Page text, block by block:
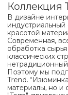
Коллекция
В дизайне
индустриальный
красотой
Современная,
обработка
классических
Поэтому мы
Trend.
материалы, но и